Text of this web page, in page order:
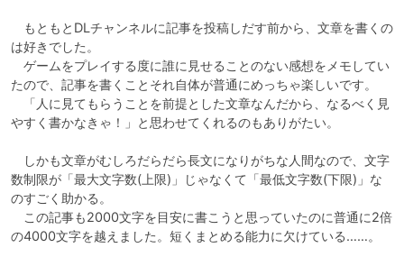
もともとDLチャンネルに記事を投稿しだす前から、文章を書くの
は好きでした。
ゲームをプレイする度に誰に見せることのない感想をメモしてい
たので、記事を書くことそれ自体が普通にめっちゃ楽しいです。
「人に見てもらうことを前提とした文章なんだから、なるべく見
やすく書かなきゃ！」と思わせてくれるのもありがたい。
しかも文章がむしろだらだら長文になりがちな人間なので、文字
数制限が「最大文字数(上限)」じゃなくて「最低文字数(下限)」な
のすごく助かる。
この記事も2000文字を目安に書こうと思っていたのに普通に2倍
の4000文字を越えました。短くまとめる能力に欠けている……。